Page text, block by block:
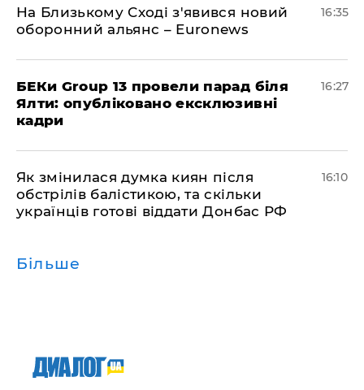
На Близькому Сході з'явився новий
оборонний альянс – Euronews
16:35
БЕКи Group 13 провели парад біля
Ялти: опубліковано ексклюзивні
кадри
16:27
Як змінилася думка киян після
обстрілів балістикою, та скільки
українців готові віддати Донбас РФ
16:10
Більше